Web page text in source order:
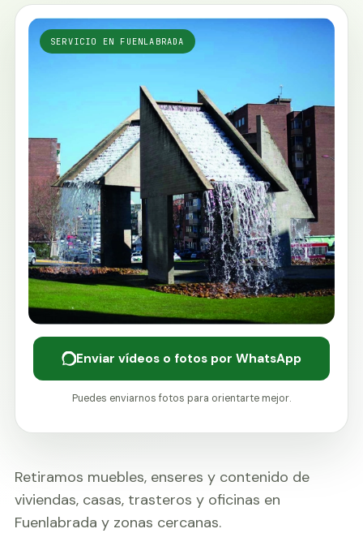
SERVICIO EN FUENLABRADA
Enviar vídeos o fotos por WhatsApp
Puedes enviarnos fotos para orientarte mejor.
Retiramos muebles, enseres y contenido de
viviendas, casas, trasteros y oficinas en
Fuenlabrada y zonas cercanas.